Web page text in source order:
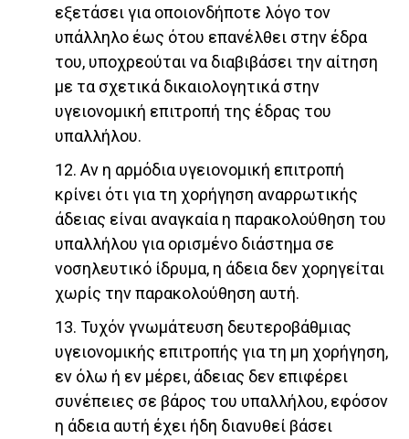
εξετάσει για οποιονδήποτε λόγο τον
υπάλληλο έως ότου επανέλθει στην έδρα
του, υποχρεούται να διαβιβάσει την αίτηση
με τα σχετικά δικαιολογητικά στην
υγειονομική επιτροπή της έδρας του
υπαλλήλου.
12. Αν η αρμόδια υγειονομική επιτροπή
κρίνει ότι για τη χορήγηση αναρρωτικής
άδειας είναι αναγκαία η παρακολούθηση του
υπαλλήλου για ορισμένο διάστημα σε
νοσηλευτικό ίδρυμα, η άδεια δεν χορηγείται
χωρίς την παρακολούθηση αυτή.
13. Τυχόν γνωμάτευση δευτεροβάθμιας
υγειονομικής επιτροπής για τη μη χορήγηση,
εν όλω ή εν μέρει, άδειας δεν επιφέρει
συνέπειες σε βάρος του υπαλλήλου, εφόσον
η άδεια αυτή έχει ήδη διανυθεί βάσει